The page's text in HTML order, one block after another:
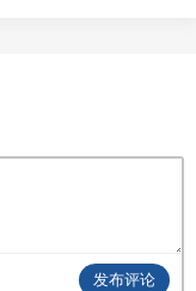
发布评论